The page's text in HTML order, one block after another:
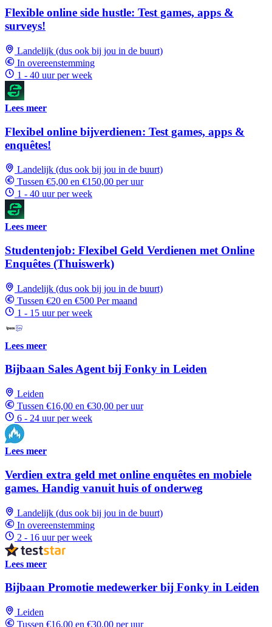
Flexible online side hustle: Test games, apps &
surveys!
Landelijk (dus ook bij jou in de buurt)
In overeenstemming
1 - 40 uur per week
Lees meer
Flexibel online bijverdienen: Test games, apps &
enquêtes!
Landelijk (dus ook bij jou in de buurt)
Tussen €5,00 en €150,00 per uur
1 - 40 uur per week
Lees meer
Studentenjob: Flexibel Geld Verdienen met Online
Enquêtes (Thuiswerk)
Landelijk (dus ook bij jou in de buurt)
Tussen €20 en €500 Per maand
1 - 15 uur per week
Lees meer
Bijbaan Sales Agent bij Fonky in Leiden
Leiden
Tussen €16,00 en €30,00 per uur
6 - 24 uur per week
Lees meer
Verdien extra geld met online enquêtes en mobiele
games. Handig vanuit huis of onderweg
Landelijk (dus ook bij jou in de buurt)
In overeenstemming
2 - 16 uur per week
Lees meer
Bijbaan Promotie medewerker bij Fonky in Leiden
Leiden
Tussen €16,00 en €30,00 per uur